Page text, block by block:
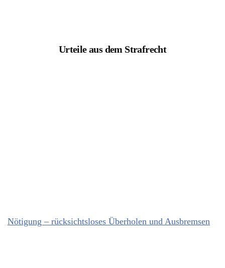
Urteile aus dem Strafrecht
Nötigung – rücksichtsloses Überholen und Ausbremsen